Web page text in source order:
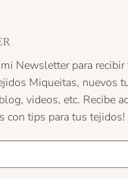
mi Newsletter para
Miqueitas, nuevos
videos, etc. Recibe
con tips para tus tejidos!